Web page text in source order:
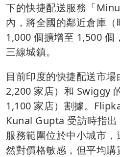
下的快捷配送服務「
內，將全國的鄰近倉庫
1,000 個擴增至 1,500 個
三線城鎮。
目前印度的快捷配送市
2,200 家店）和 Swiggy
1,100 家店）割據。
Kunal Gupta 受訪時指
服務範圍位於中小城市
然對價格敏感，但平均